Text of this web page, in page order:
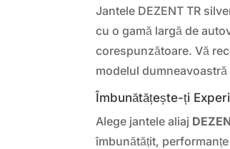
Jantele DEZENT TR
cu o gamă largă de
corespunzătoare. Vă
modelul
Îmbunătățește-ți
Alege jantele aliaj
îmbunătățit,